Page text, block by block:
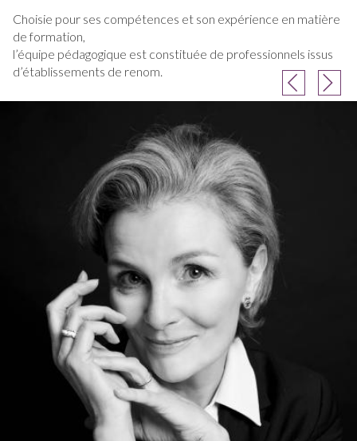
Choisie pour ses compétences et son expérience en matière
de formation,
l’équipe pédagogique est constituée de professionnels issus
d’établissements de renom.